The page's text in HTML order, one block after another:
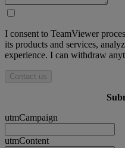
I consent to TeamViewer
its products and services,
experience. I can withdraw
Contact us
utmCampaign
utmContent